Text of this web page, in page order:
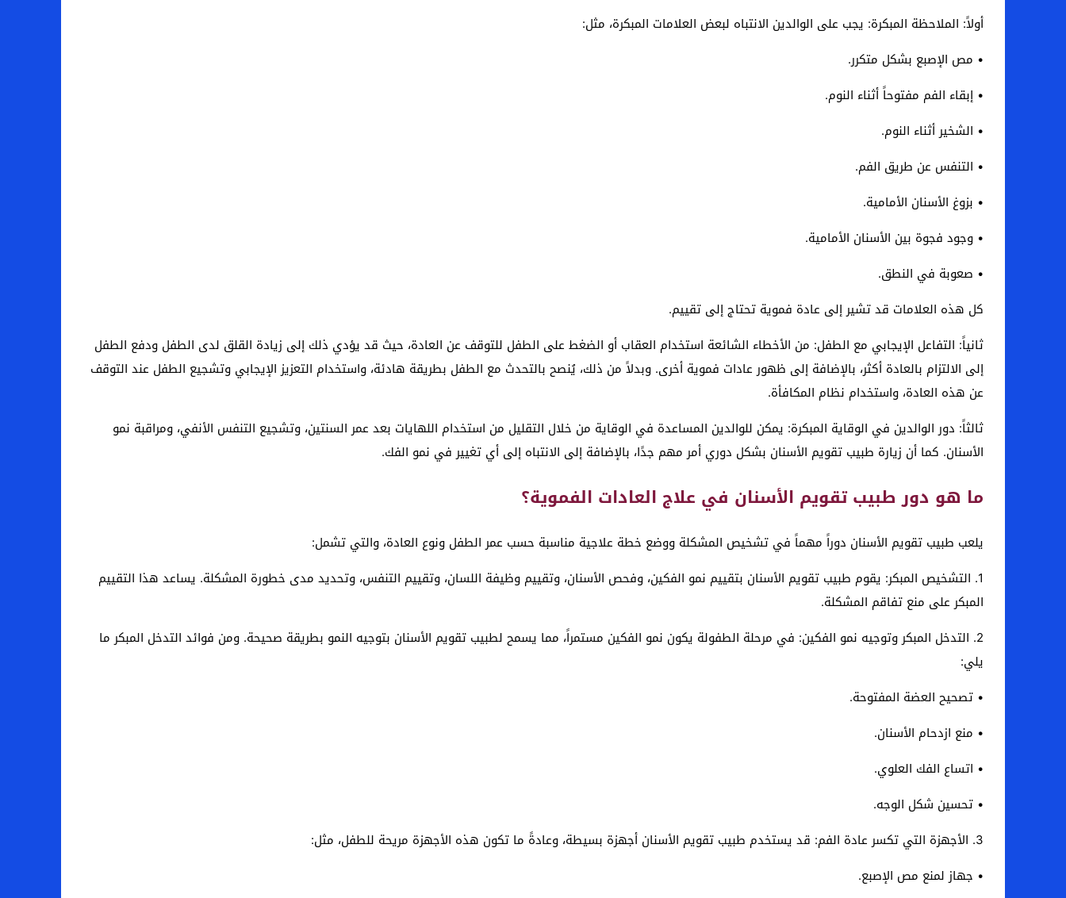
أولاً: الملاحظة المبكرة: يجب على الوالدين الانتباه لبعض العلامات المبكرة، مثل:
• مص الإصبع بشكل متكرر.
• إبقاء الفم مفتوحاً أثناء النوم.
• الشخير أثناء النوم.
• التنفس عن طريق الفم.
• بزوغ الأسنان الأمامية.
• وجود فجوة بين الأسنان الأمامية.
• صعوبة في النطق.
كل هذه العلامات قد تشير إلى عادة فموية تحتاج إلى تقييم.
ثانياً: التفاعل الإيجابي مع الطفل: من الأخطاء الشائعة استخدام العقاب أو الضغط على الطفل للتوقف عن العادة، حيث قد يؤدي ذلك إلى زيادة القلق لدى الطفل ودفع الطفل
إلى الالتزام بالعادة أكثر، بالإضافة إلى ظهور عادات فموية أخرى. وبدلاً من ذلك، يُنصح بالتحدث مع الطفل بطريقة هادئة، واستخدام التعزيز الإيجابي وتشجيع الطفل عند التوقف
عن هذه العادة، واستخدام نظام المكافأة.
ثالثاً: دور الوالدين في الوقاية المبكرة: يمكن للوالدين المساعدة في الوقاية من خلال التقليل من استخدام اللهايات بعد عمر السنتين، وتشجيع التنفس الأنفي، ومراقبة نمو
الأسنان. كما أن زيارة طبيب تقويم الأسنان بشكل دوري أمر مهم جدًا، بالإضافة إلى الانتباه إلى أي تغيير في نمو الفك.
ما هو دور طبيب تقويم الأسنان في علاج العادات الفموية؟
يلعب طبيب تقويم الأسنان دوراً مهماً في تشخيص المشكلة ووضع خطة علاجية مناسبة حسب عمر الطفل ونوع العادة، والتي تشمل:
1. التشخيص المبكر: يقوم طبيب تقويم الأسنان بتقييم نمو الفكين، وفحص الأسنان، وتقييم وظيفة اللسان، وتقييم التنفس، وتحديد مدى خطورة المشكلة. يساعد هذا التقييم
المبكر على منع تفاقم المشكلة.
2. التدخل المبكر وتوجيه نمو الفكين: في مرحلة الطفولة يكون نمو الفكين مستمراً، مما يسمح لطبيب تقويم الأسنان بتوجيه النمو بطريقة صحيحة. ومن فوائد التدخل المبكر ما
يلي:
• تصحيح العضة المفتوحة.
• منع ازدحام الأسنان.
• اتساع الفك العلوي.
• تحسين شكل الوجه.
3. الأجهزة التي تكسر عادة الفم: قد يستخدم طبيب تقويم الأسنان أجهزة بسيطة، وعادةً ما تكون هذه الأجهزة مريحة للطفل، مثل:
• جهاز لمنع مص الإصبع.